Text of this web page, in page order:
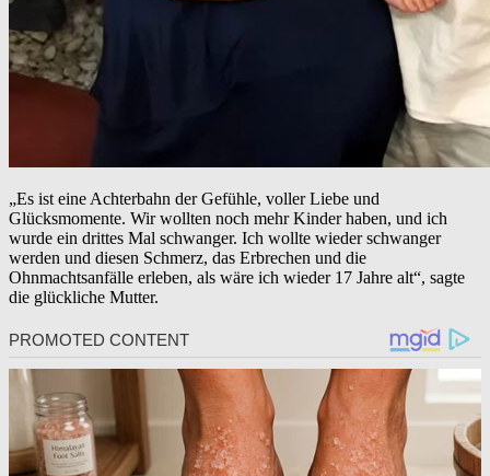
„Es ist eine Achterbahn der Gefühle, voller Liebe und
Glücksmomente. Wir wollten noch mehr Kinder haben, und ich
wurde ein drittes Mal schwanger. Ich wollte wieder schwanger
werden und diesen Schmerz, das Erbrechen und die
Ohnmachtsanfälle erleben, als wäre ich wieder 17 Jahre alt“, sagte
die glückliche Mutter.